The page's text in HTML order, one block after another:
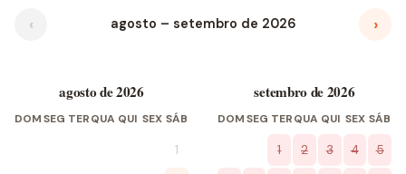
‹ agosto – setembro de 2026 ›
agosto de 2026
DOMSEG TERQUA QUI SEX SÁB
1
setembro de 2026
DOMSEG TERQUA QUI SEX SÁB
1 2 3 4 5